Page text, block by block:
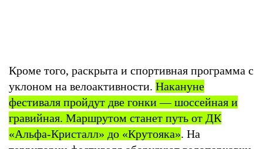
Кроме того, раскрыта и спортивная программа с
уклоном на велоактивности. Накануне
фестиваля пройдут две гонки — шоссейная и
гравийная. Маршрутом станет путь от ДК
«Альфа-Кристалл» до «Крутояка». На